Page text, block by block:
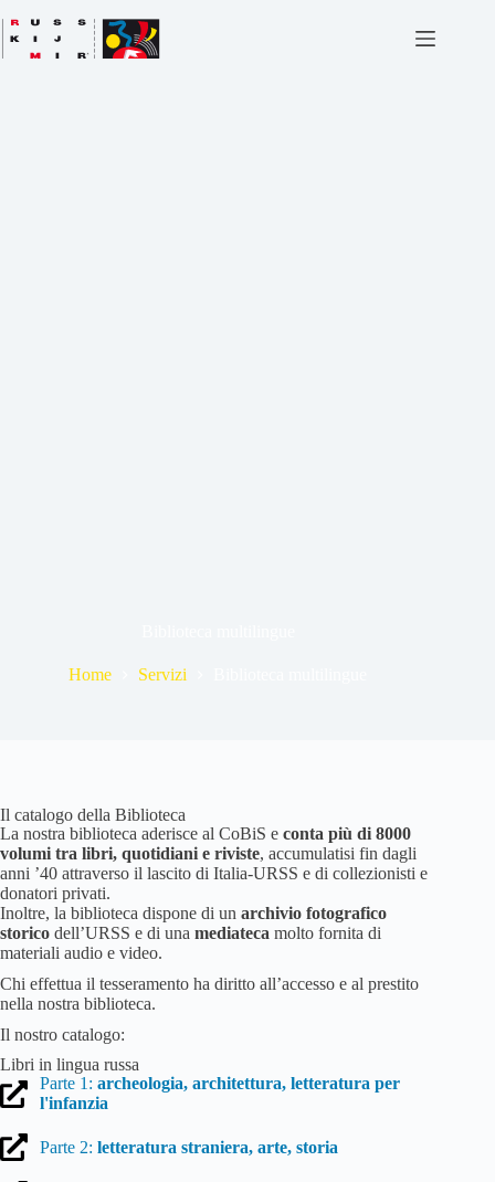
Home Servizi
Il catalogo della Biblioteca
La nostra biblioteca aderisce al CoBiS e conta più di 8000
volumi tra libri, quotidiani e riviste, accumulatisi fin dagli
anni ’40 attraverso il lascito di Italia-URSS e di collezionisti e
donatori privati.
Inoltre, la biblioteca dispone di un archivio fotografico
storico dell’URSS e di una mediateca molto fornita di
materiali audio e video.
Chi effettua il tesseramento ha diritto all’accesso e al prestito
nella nostra biblioteca.
Il nostro catalogo:
Libri in lingua russa
Parte 1:archeologia, architettura, letteratura per
l'infanzia
Parte 2:letteratura straniera, arte, storia